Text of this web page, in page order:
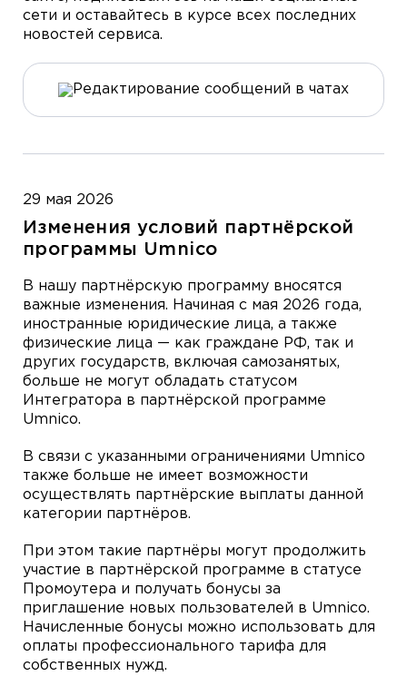
сети и оставайтесь в курсе всех последних
новостей сервиса.
29 мая 2026
Изменения условий партнёрской
программы Umnico
В нашу партнёрскую программу вносятся
важные изменения. Начиная с мая 2026 года,
иностранные юридические лица, а также
физические лица — как граждане РФ, так и
других государств, включая самозанятых,
больше не могут обладать статусом
Интегратора в партнёрской программе
Umnico.
В связи с указанными ограничениями Umnico
также больше не имеет возможности
осуществлять партнёрские выплаты данной
категории партнёров.
При этом такие партнёры могут продолжить
участие в партнёрской программе в статусе
Промоутера и получать бонусы за
приглашение новых пользователей в Umnico.
Начисленные бонусы можно использовать для
оплаты профессионального тарифа для
собственных нужд.